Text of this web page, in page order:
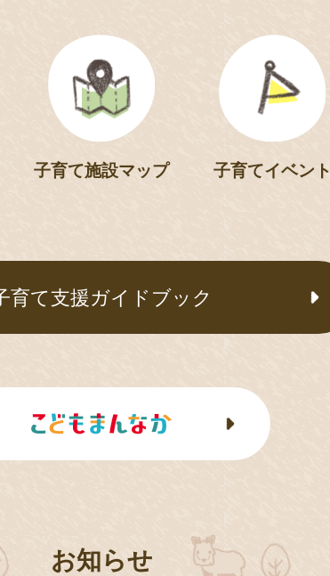
子育て施設マップ 子育てイベント
育て支援ガイドブック
お知らせ